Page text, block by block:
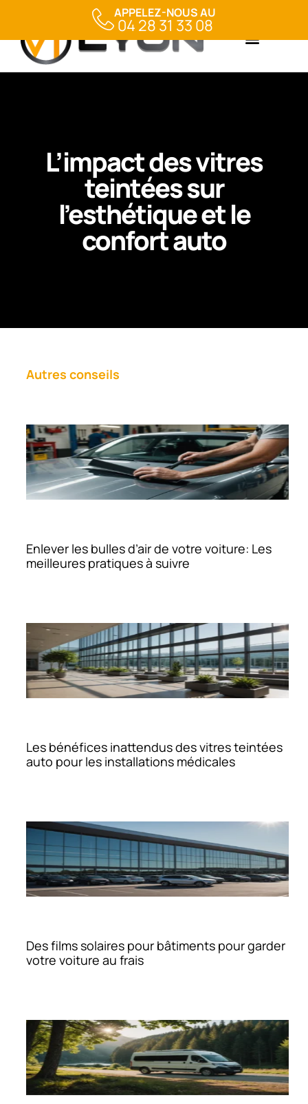
L’impact des vitres
teintées sur
l’esthétique et le
confort auto
Autres conseils
Enlever les bulles d’air de votre voiture: Les
meilleures pratiques à suivre
Les bénéfices inattendus des vitres teintées
auto pour les installations médicales
Des films solaires pour bâtiments pour garder
votre voiture au frais
APPELEZ-NOUS AU
04 28 31 33 08